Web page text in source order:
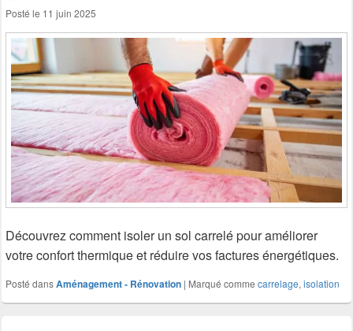
Posté le 11 juin 2025
Découvrez comment isoler un sol carrelé pour améliorer
votre confort thermique et réduire vos factures énergétiques.
Posté dansAménagement - Rénovation | Marqué comme carrelage, isolation